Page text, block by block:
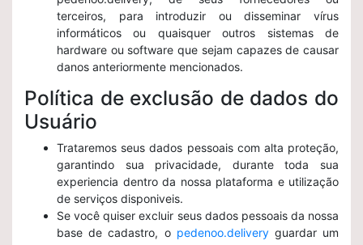
terceiros, para introduzir ou disseminar vírus
informáticos ou quaisquer outros sistemas de
hardware ou software que sejam capazes de causar
danos anteriormente mencionados.
Política de exclusão de dados do
Usuário
Trataremos seus dados pessoais com alta proteção,
garantindo sua privacidade, durante toda sua
experiencia dentro da nossa plataforma e utilização
de serviços disponiveis.
Se você quiser excluir seus dados pessoais da nossa
base de cadastro, o pedenoo.deliveryguardar um